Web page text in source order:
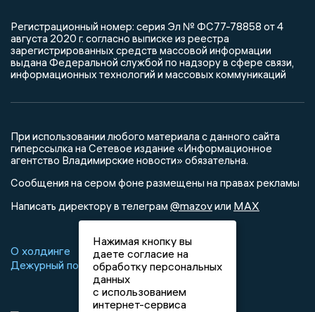
Регистрационный номер: серия Эл № ФС77-78858 от 4
августа 2020 г. согласно выписке из реестра
зарегистрированных средств массовой информации
выдана Федеральной службой по надзору в сфере связи,
информационных технологий и массовых коммуникаций
При использовании любого материала с данного сайта
гиперссылка на Сетевое издание «Информационное
агентство Владимирские новости» обязательна.
Сообщения на сером фоне размещены на правах рекламы
Написать директору в телеграм @mazovили MAX
О холдинге Вакансии
Реклама
Дежурный по новостям
Нажимая кнопку вы
даете согласие на
обработку персональных
данных
с использованием
интернет-сервиса